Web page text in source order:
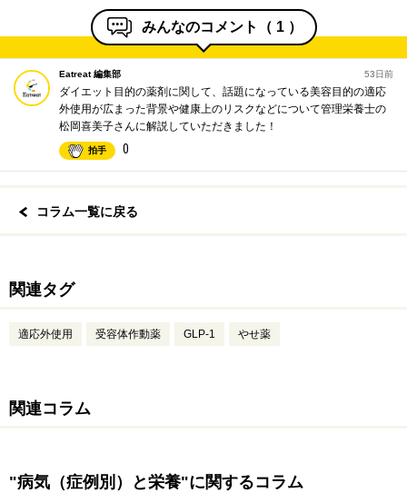
みんなのコメント（ 1 ）
Eatreat 編集部 53日前
ダイエット目的の薬剤に関して、話題になっている美容目的の適応
外使用が広まった背景や健康上のリスクなどについて管理栄養士の
松岡喜美子さんに解説していただきました！
拍手 0
コラム一覧に戻る
関連タグ
適応外使用 受容体作動薬 GLP-1 やせ薬
関連コラム
"病気（症例別）と栄養"に関するコラム